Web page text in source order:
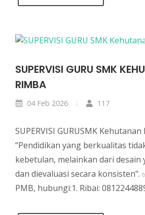
SUPERVISI GURU SMK
RIMBA
04 Feb 2026 117
SUPERVISI GURUSMK
“Pendidikan yang berkualitas
kebetulan, melainkan dari desain
dan dievaluasi secara konsisten".
PMB, hubungi:1. Ribai: